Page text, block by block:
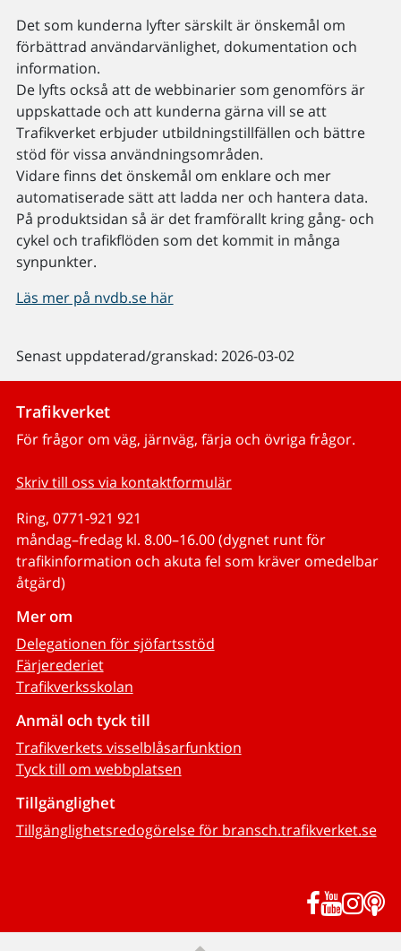
Det som kunderna lyfter särskilt är önskemål om
förbättrad användarvänlighet, dokumentation och
information.
De lyfts också att de webbinarier som genomförs är
uppskattade och att kunderna gärna vill se att
Trafikverket erbjuder utbildningstillfällen och bättre
stöd för vissa användningsområden.
Vidare finns det önskemål om enklare och mer
automatiserade sätt att ladda ner och hantera data.
På produktsidan så är det framförallt kring gång- och
cykel och trafikflöden som det kommit in många
synpunkter.
Läs mer på nvdb.se här
Senast uppdaterad/granskad: 2026-03-02
Trafikverket
För frågor om väg, järnväg, färja och övriga frågor.
Skriv till oss via kontaktformulär
Ring, 0771-921 921
måndag–fredag kl. 8.00–16.00 (dygnet runt för
trafikinformation och akuta fel som kräver omedelbar
åtgärd)
Mer om
Delegationen för sjöfartsstöd
Färjerederiet
Trafikverksskolan
Anmäl och tyck till
Trafikverkets visselblåsarfunktion
Tyck till om webbplatsen
Tillgänglighet
Tillgänglighetsredogörelse för bransch.trafikverket.se
Facebook
YouTube